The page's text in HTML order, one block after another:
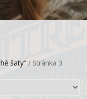
šaty“ / Stránka 3